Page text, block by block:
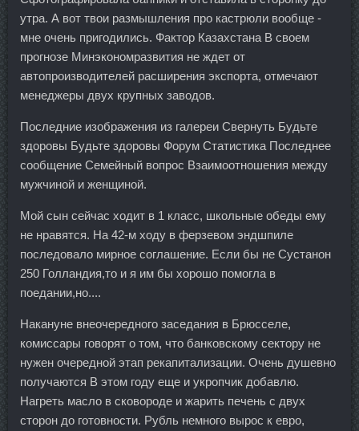
утра. А вот твои размышления про кастрюли вообще -
мне очень пригодились. Фактор Казахстана В своем
прогнозе Минэкономразвития не ждет от
автопроизводителей расширения экспорта, отмечают
менеджеры двух крупных заводов.
Последние изображения из галереи Свернуть Будьте
здоровы Будьте здоровы Форум Статистика Последнее
сообщение Семейный вопрос Взаимоотношения между
мужчиной и женщиной.
Мой сын сейчас ходит в 1 класс, школьные обеды ему
не нравятся. На 42-м ходу в ферзевом эндшпиле
последовало мирное соглашение. Если бы не Сустанон
250 Голландия,то и я им бы хорошо помогла в
поедании,но....
Накануне внеочередного заседания в Брюсселе,
комиссары говорят о том, что банковскому сектору не
нужен очередной этап рекапитализации. Очень душевно
получаются В этом году еще и укропчик добавлю.
Нагреть масло в сковороде и жарить печень с двух
сторон до готовности. Рубль немного вырос к евро,